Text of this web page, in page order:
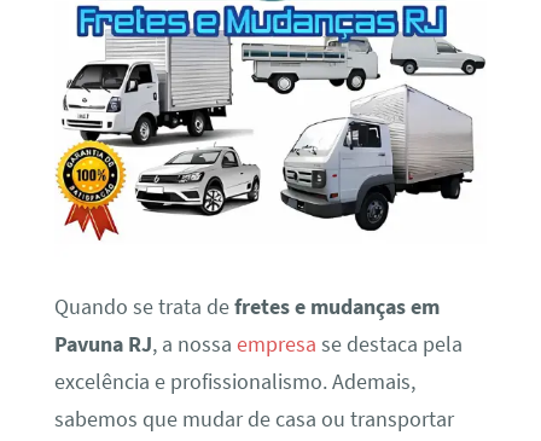
Quando se trata defretes e mudanças em
Pavuna RJ, a nossa empresa se destaca pela
excelência e profissionalismo. Ademais,
sabemos que mudar de casa ou transportar